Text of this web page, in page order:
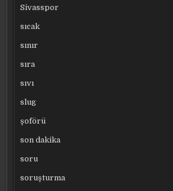
Sivasspor
sıcak
sınır
sıra
sıvı
slug
şoförü
son dakika
soru
soruşturma